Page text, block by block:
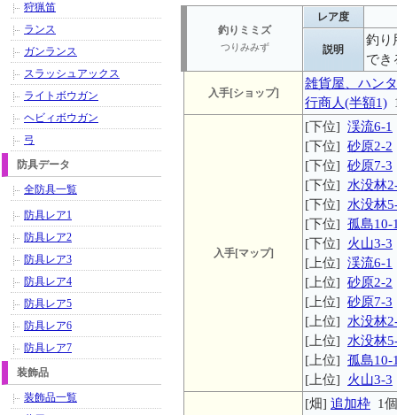
釣りミミズ
つりみみず
レア度
説明
釣り
でき
入手[ショップ]
雑貨屋、ハン
行商人(半額1)
入手[マップ]
[下位] 渓流6-1
[下位] 砂原2-2
[下位] 砂原7-3
[下位] 水没林
[下位] 水没林
[下位] 孤島10-
[下位] 火山3-3
[上位] 渓流6-1
[上位] 砂原2-2
[上位] 砂原7-3
[上位] 水没林
[上位] 水没林
[上位] 孤島10-
[上位] 火山3-3
[畑] 追加枠 1
狩猟笛
ランス
ガンランス
スラッシュアックス
ライトボウガン
ヘビィボウガン
弓
防具データ
全防具一覧
防具レア1
防具レア2
防具レア3
防具レア4
防具レア5
防具レア6
防具レア7
装飾品
装飾品一覧